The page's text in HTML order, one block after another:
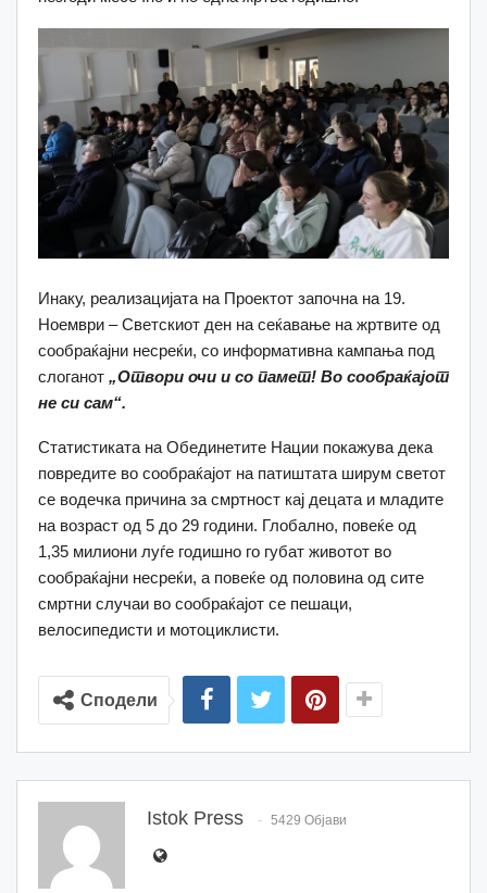
Инаку, реализацијата на Проектот започна на 19.
Ноември – Светскиот ден на сеќавање на жртвите од
сообраќајни несреќи, со информативна кампања под
слоганот „Отвори очи и со памет! Во сообраќајот
не си сам“.
Статистиката на Обединетите Нации покажува дека
повредите во сообраќајот на патиштата ширум светот
се водечка причина за смртност кај децата и младите
на возраст од 5 до 29 години. Глобално, повеќе од
1,35 милиони луѓе годишно го губат животот во
сообраќајни несреќи, а повеќе од половина од сите
смртни случаи во сообраќајот се пешаци,
велосипедисти и мотоциклисти.
Сподели
Istok Press 5429 Објави